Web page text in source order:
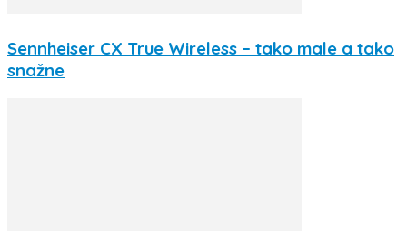
Sennheiser CX True Wireless – tako male a tako
snažne